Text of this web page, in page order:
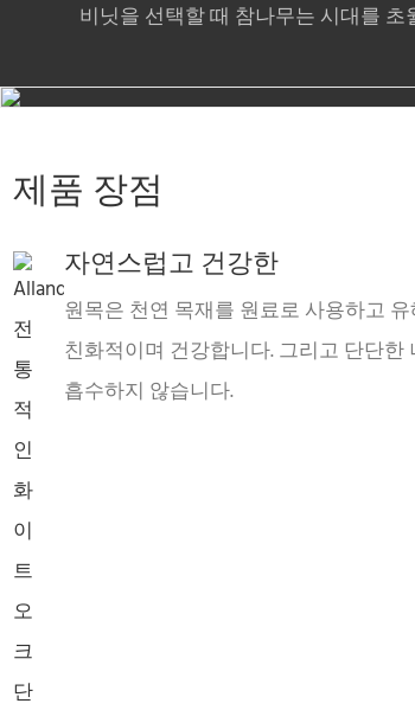
비닛을 선택할 때 참나무는 시대를
제품 장점
자연스럽고 건강한
원목은 천연 목재를 원료로 사용하고
친화적이며 건강합니다. 그리고 단단
흡수하지 않습니다.